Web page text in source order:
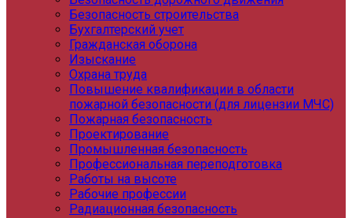
Безопасность строительства
Бухгалтерский учет
Гражданская оборона
Изыскание
Охрана труда
Повышение квалификации в области
пожарной безопасности (для лицензии МЧС)
Пожарная безопасность
Проектирование
Промышленная безопасность
Профессиональная переподготовка
Работы на высоте
Рабочие профессии
Радиационная безопасность